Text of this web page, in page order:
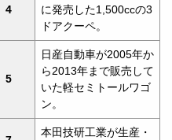
4
に発売した1,500ccの3
ドアクーペ。
5
日産自動車が2005年か
ら2013年まで販売して
いた軽セミトールワゴ
ン。
本田技研工業が生産・